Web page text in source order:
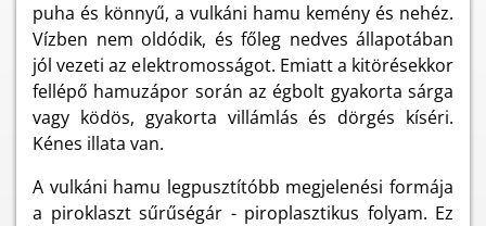
puha és könnyű, a vulkáni hamu kemény és nehéz.
Vízben nem oldódik, és főleg nedves állapotában
jól vezeti az elektromosságot. Emiatt a kitörésekkor
fellépő hamuzápor során az égbolt gyakorta sárga
vagy ködös, gyakorta villámlás és dörgés kíséri.
Kénes illata van.
A vulkáni hamu legpusztítóbb megjelenési formája
a piroklaszt sűrűségár - piroplasztikus folyam. Ez